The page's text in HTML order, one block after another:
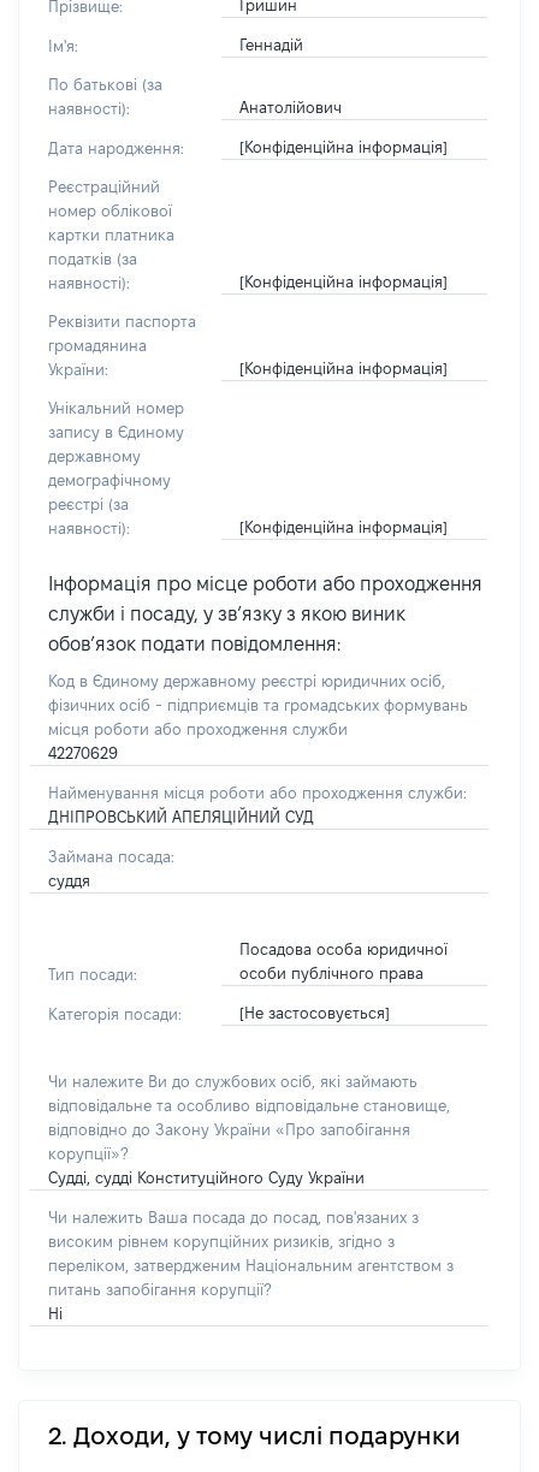
Прізвище: Гришин
Ім'я: Геннадій
По батькові (за
наявності):
Анатолійович
Дата народження: [Конфіденційна інформація]
Реєстраційний
номер облікової
картки платника
податків (за
наявності):
[Конфіденційна інформація]
Реквізити паспорта
громадянина
України:
[Конфіденційна інформація]
Унікальний номер
запису в Єдиному
державному
демографічному
реєстрі (за
наявності):
[Конфіденційна інформація]
Інформація про місце роботи або проходження
служби і посаду, у зв’язку з якою виник
обов’язок подати повідомлення:
Код в Єдиному державному реєстрі юридичних осіб,
фізичних осіб - підприємців та громадських формувань
місця роботи або проходження служби
42270629
Найменування місця роботи або проходження служби:
ДНІПРОВСЬКИЙ АПЕЛЯЦІЙНИЙ СУД
Займана посада:
суддя
Тип посади:
Посадова особа юридичної
особи публічного права
Категорія посади: [Не застосовується]
Чи належите Ви до службових осіб, які займають
відповідальне та особливо відповідальне становище,
відповідно до Закону України «Про запобігання
корупції»?
Судді, судді Конституційного Суду України
Чи належить Ваша посада до посад, пов'язаних з
високим рівнем корупційних ризиків, згідно з
переліком, затвердженим Національним агентством з
питань запобігання корупції?
Ні
2. Доходи, у тому числі подарунки